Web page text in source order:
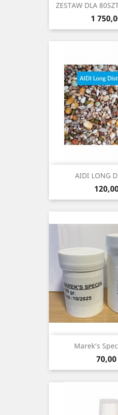
ZESTAW DLA
Cena
1
AIDI LONG
Cena
Marek’s
Cena
70,00